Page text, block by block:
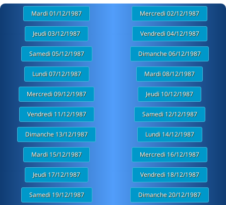
Mardi 01/12/1987 Mercredi 02/12/1987
Jeudi 03/12/1987 Vendredi 04/12/1987
Samedi 05/12/1987 Dimanche 06/12/1987
Lundi 07/12/1987 Mardi 08/12/1987
Mercredi 09/12/1987 Jeudi 10/12/1987
Vendredi 11/12/1987 Samedi 12/12/1987
Dimanche 13/12/1987 Lundi 14/12/1987
Mardi 15/12/1987 Mercredi 16/12/1987
Jeudi 17/12/1987 Vendredi 18/12/1987
Samedi 19/12/1987 Dimanche 20/12/1987